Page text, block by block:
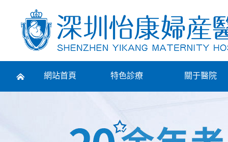
網站首頁 特色診療 關于醫院
Prev